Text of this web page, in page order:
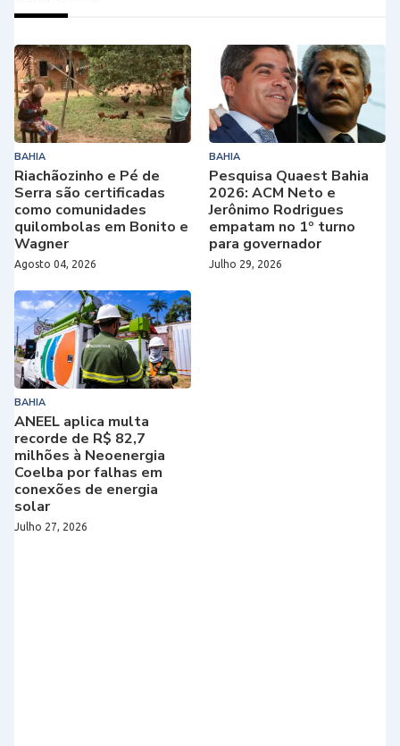
BAHIA
Riachãozinho e Pé de
Serra são certificadas
como comunidades
quilombolas em Bonito e
Wagner
Agosto 04, 2026
BAHIA
Pesquisa Quaest Bahia
2026: ACM Neto e
Jerônimo Rodrigues
empatam no 1º turno
para governador
Julho 29, 2026
BAHIA
ANEEL aplica multa
recorde de R$ 82,7
milhões à Neoenergia
Coelba por falhas em
conexões de energia
solar
Julho 27, 2026